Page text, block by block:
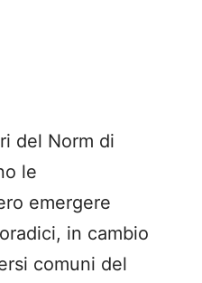
del Norm di
le
emergere
in cambio
comuni del